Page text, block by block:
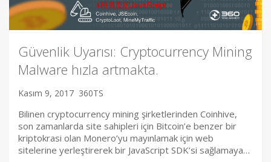
Güvenlik Uyarısı: Cryptocurrency Mining
Malware hızla artmakta.
Kasım 9, 2017 360TS
Bilinen cryptocurrency mining şirketlerinden Coinhive,
son zamanlarda site sahipleri için Bitcoin’e benzer bir
kriptokrasi olan Monero’yu mayınlamak için web
sitelerine yerleştirerek bir JavaScript SDK’si sağlamaya…